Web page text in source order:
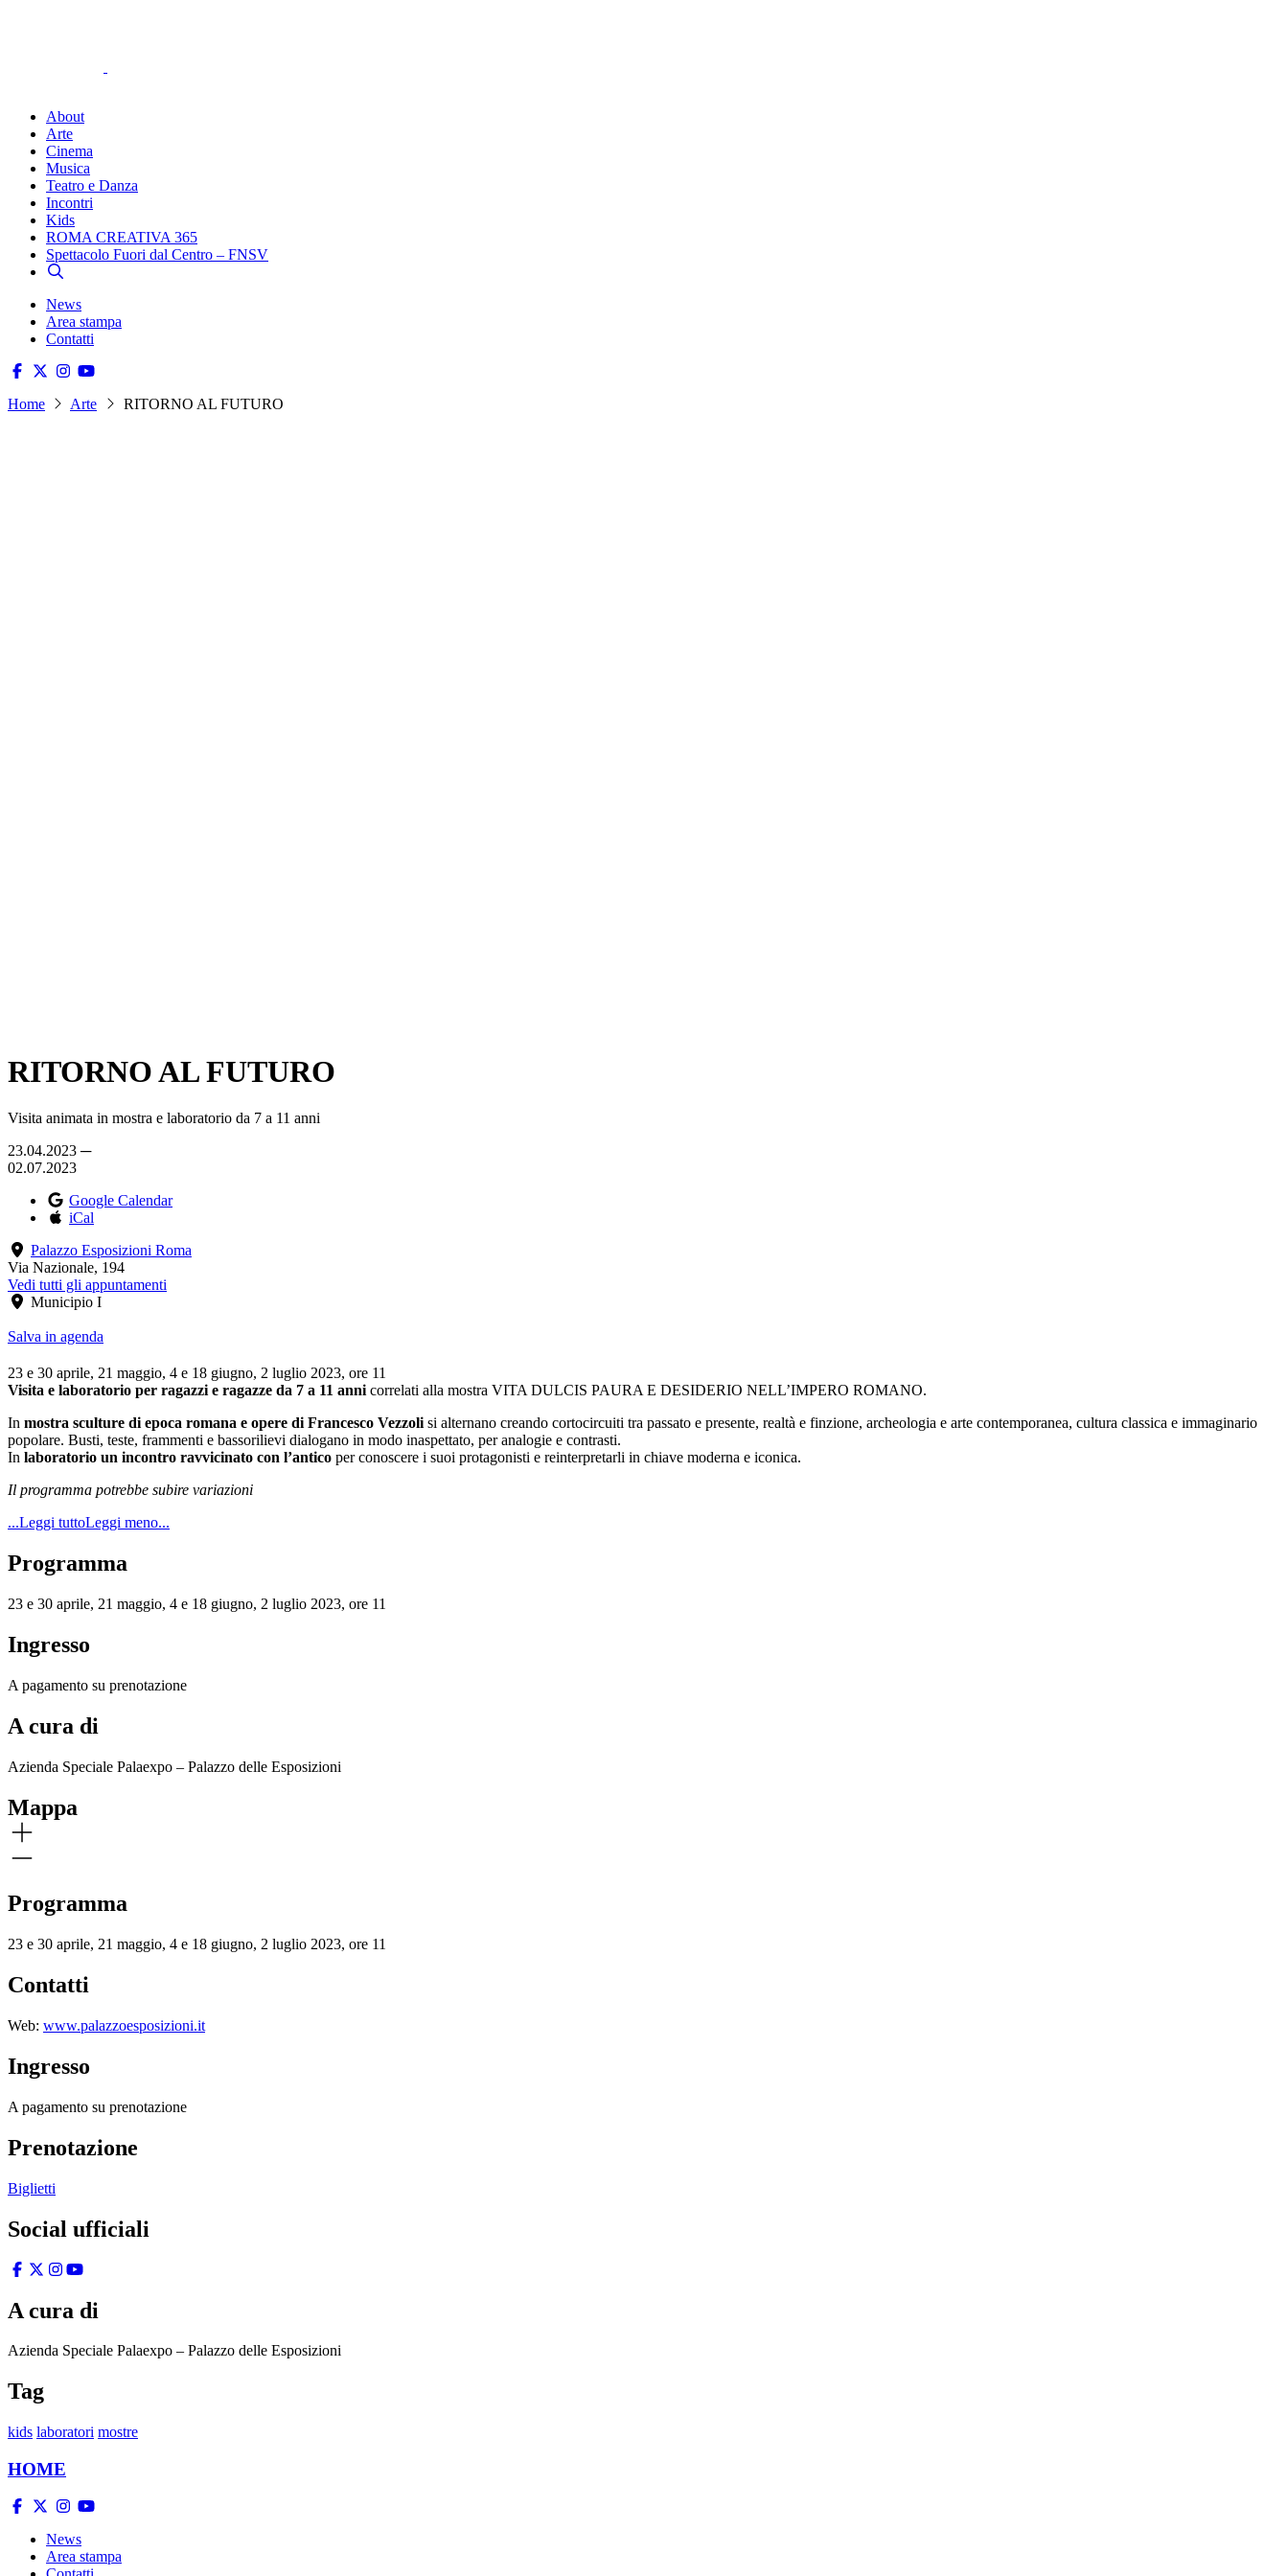
About
Arte
Cinema
Musica
Teatro e Danza
Incontri
Kids
ROMA CREATIVA 365
Spettacolo Fuori dal Centro – FNSV
News
Area stampa
Contatti
Home Arte RITORNO AL FUTURO
RITORNO AL FUTURO
Visita animata in mostra e laboratorio da 7 a 11 anni
23.04.2023 ─
02.07.2023
Google Calendar
iCal
Palazzo Esposizioni Roma
Via Nazionale, 194
Vedi tutti gli appuntamenti
Municipio I
Salva in agenda
23 e 30 aprile, 21 maggio, 4 e 18 giugno, 2 luglio 2023, ore 11
Visita e laboratorio per ragazzi e ragazze da 7 a 11 anni correlati alla mostra VITA DULCIS PAURA E DESIDERIO NELL’IMPERO ROMANO.
In mostra sculture di epoca romana e opere di Francesco Vezzoli si alternano creando cortocircuiti tra passato e presente, realtà e finzione, archeologia e arte contemporanea, cultura classica e immaginario
popolare. Busti, teste, frammenti e bassorilievi dialogano in modo inaspettato, per analogie e contrasti.
In laboratorio un incontro ravvicinato con l’antico per conoscere i suoi protagonisti e reinterpretarli in chiave moderna e iconica.
Il programma potrebbe subire variazioni
...Leggi tuttoLeggi meno...
Programma
23 e 30 aprile, 21 maggio, 4 e 18 giugno, 2 luglio 2023, ore 11
Ingresso
A pagamento su prenotazione
A cura di
Azienda Speciale Palaexpo – Palazzo delle Esposizioni
Mappa
Programma
23 e 30 aprile, 21 maggio, 4 e 18 giugno, 2 luglio 2023, ore 11
Contatti
Web: www.palazzoesposizioni.it
Ingresso
A pagamento su prenotazione
Prenotazione
Biglietti
Social ufficiali
A cura di
Azienda Speciale Palaexpo – Palazzo delle Esposizioni
Tag
kids laboratori mostre
HOME
News
Area stampa